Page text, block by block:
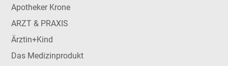
Apotheker Krone
ARZT & PRAXIS
Ärztin+Kind
Das Medizinprodukt